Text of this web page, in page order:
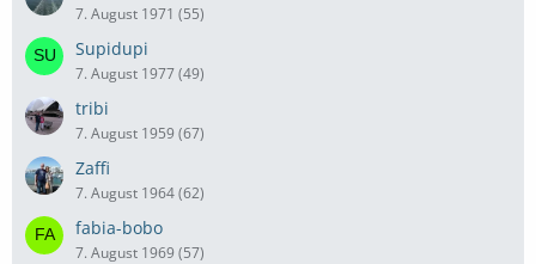
7. August 1971 (55)
Supidupi
7. August 1977 (49)
tribi
7. August 1959 (67)
Zaffi
7. August 1964 (62)
fabia-bobo
7. August 1969 (57)